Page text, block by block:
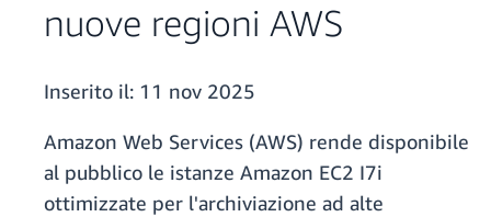
nuove regioni AWS
Inserito il: 11 nov 2025
Amazon Web Services (AWS) rende disponibile
al pubblico le istanze Amazon EC2 I7i
ottimizzate per l'archiviazione ad alte